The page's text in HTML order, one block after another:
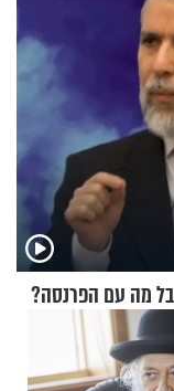
מה עם הפרנסה?